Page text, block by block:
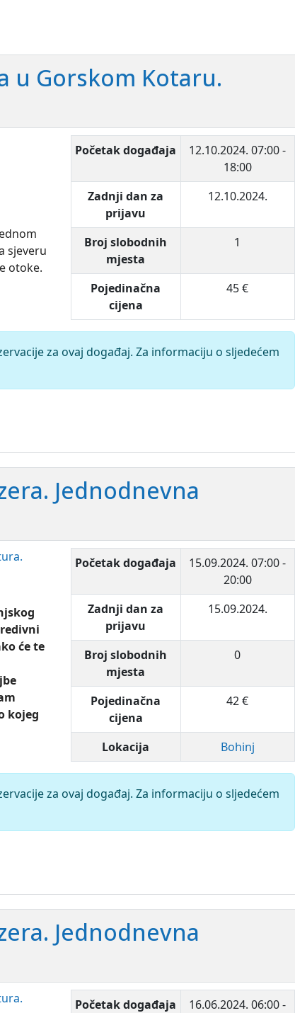
u Gorskom Kotaru.
sjeveru
otoke.
Početak događaja 12.10.2024.07:00 -
18:00
Zadnji dan za
prijavu
12.10.2024.
Broj slobodnih
mjesta
1
Pojedinačna
cijena
45 €
za ovaj događaj. Za informaciju o sljedećem
Jednodnevna
će te
kojeg
Početak događaja 15.09.2024.07:00 -
20:00
Zadnji dan za
prijavu
15.09.2024.
Broj slobodnih
mjesta
0
Pojedinačna
cijena
42 €
Lokacija Bohinj
za ovaj događaj. Za informaciju o sljedećem
Jednodnevna
Početak događaja 16.06.2024.06:00 -